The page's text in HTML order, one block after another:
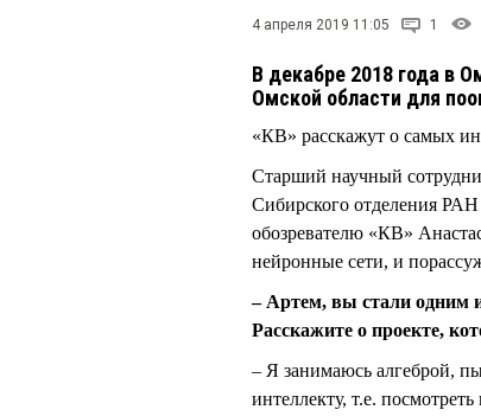
4 апреля 2019 11:05 1
В декабре 2018 года в
Омской области для
«КВ» расскажут о самых
Старший научный
Сибирского отделения
обозревателю «КВ»
нейронные сети, и
– Артем, вы стали одним
Расскажите о проекте,
– Я занимаюсь алгеброй,
интеллекту, т.е.